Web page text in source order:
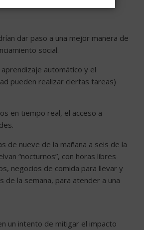
dar paso a una mejor manera de
social.
automático y el
pueden realizar ciertas tareas)
en tiempo real, el acceso a
de nueve de la mañana a seis de la
“nocturnos”, con horas libres
negocios de comida para llevar y
la semana, para atender a una
un intento de mitigar el impacto